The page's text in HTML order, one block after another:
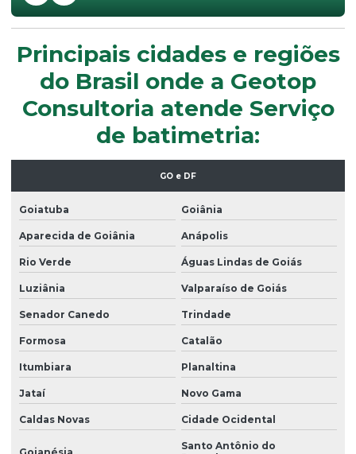
Principais cidades e regiões
do Brasil onde a Geotop
Consultoria atende Serviço
de batimetria:
GO e DF
Goiatuba Goiânia
Aparecida de Goiânia Anápolis
Rio Verde Águas Lindas de Goiás
Luziânia Valparaíso de Goiás
Senador Canedo Trindade
Formosa Catalão
Itumbiara Planaltina
Jataí Novo Gama
Caldas Novas Cidade Ocidental
Goianésia
Santo Antônio do